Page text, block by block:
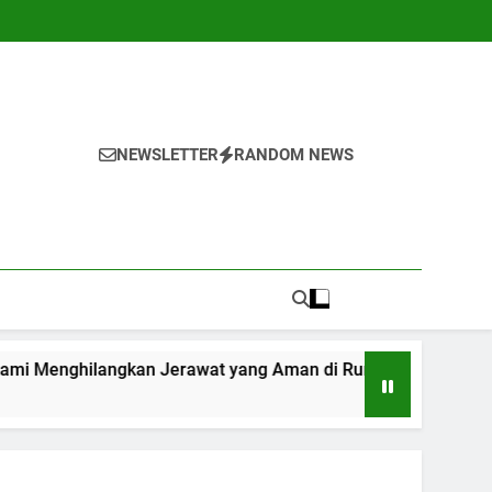
NEWSLETTER RANDOM NEWS
Jerawat yang Aman di Rumah